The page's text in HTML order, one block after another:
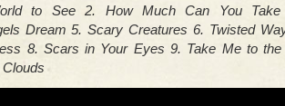
to See 2. How Much Can You
Dream 5. Scary Creatures 6. Twisted
8. Scars in Your Eyes 9. Take Me to